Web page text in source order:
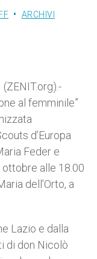
ARCHIVI
al femminile”
d’Europa
Feder e
alle 18.00
dell’Orto, a
Lazio e dalla
di don Nicolò